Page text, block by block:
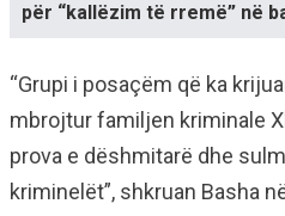
për “kallëzim të rremë” në
“Grupi i posaçëm që ka
mbrojtur familjen kriminale
prova e dëshmitarë dhe
kriminelët”, shkruan Basha